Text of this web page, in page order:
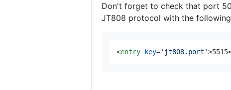
Don't forget to check that port
JT808 protocol with the
<entry key='jt808.port'>5515